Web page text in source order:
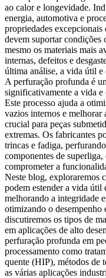
ao calor e longevidade.
energia, automotiva e
propriedades excepcionais
devem suportar condições
mesmo os materiais mais
internas, defeitos e
última análise, a vida útil e
A perfuração profunda é
significativamente a vida e
Este processo ajuda a
vazios internos e melhorar
crucial para peças
extremas. Os fabricantes
trincas e fadiga,
componentes de
comprometer a
Neste blog, exploraremos
podem estender a vida útil
melhorando a integridade
otimizando o desempenho
discutiremos os tipos de
em aplicações de alto
perfuração profunda em
processamento como
quente (HIP), métodos de
as várias aplicações